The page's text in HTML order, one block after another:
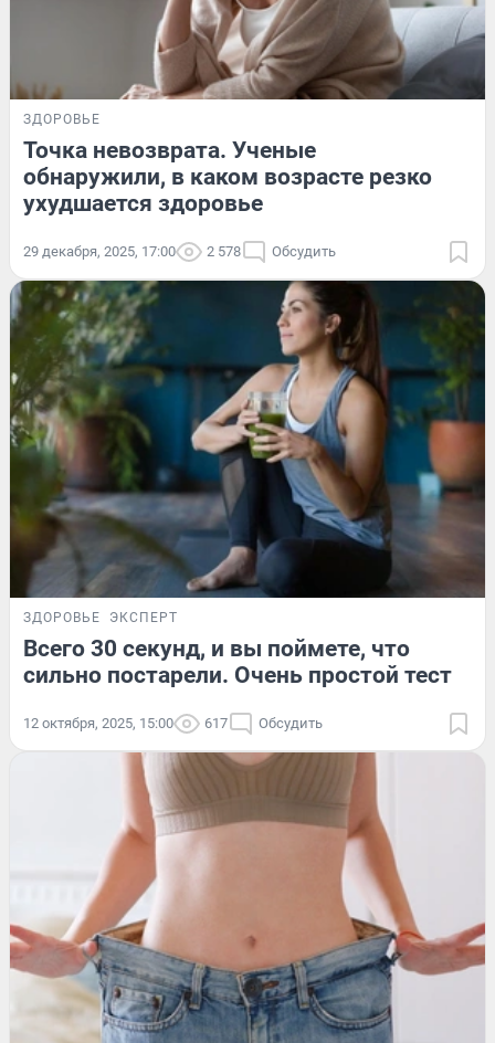
ЗДОРОВЬЕ
Точка невозврата. Ученые
обнаружили, в каком возрасте резко
ухудшается здоровье
29 декабря, 2025, 17:00 2 578 Обсудить
ЗДОРОВЬЕ ЭКСПЕРТ
Всего 30 секунд, и вы поймете, что
сильно постарели. Очень простой тест
12 октября, 2025, 15:00 617 Обсудить